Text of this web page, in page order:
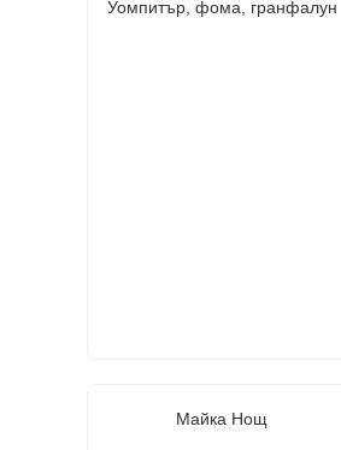
Уомпитър, фома, гранфалун
Майка Нощ